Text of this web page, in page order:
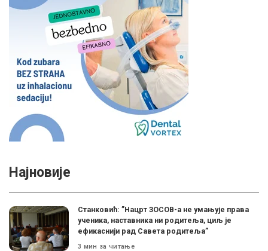
Најновије
Станковић: ”Нацрт ЗОСОВ-а не умањује права
ученика, наставника ни родитеља, циљ је
ефикаснији рад Савета родитеља”
3 мин за читање